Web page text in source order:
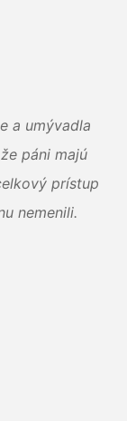
a umývadla
páni majú
prístup
nemenili.